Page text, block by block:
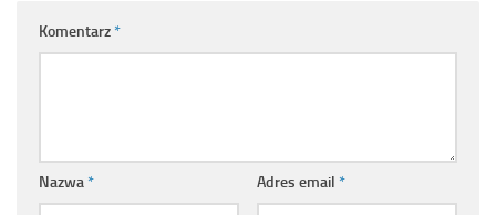
Komentarz*
Nazwa* Adres email *